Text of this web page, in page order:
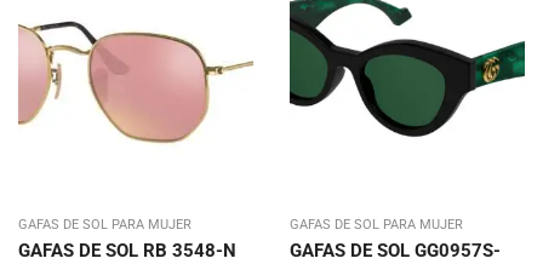
GAFAS DE SOL PARA MUJER
GAFAS DE SOL RB 3548-N
GAFAS DE SOL PARA MUJER
GAFAS DE SOL GG0957S-